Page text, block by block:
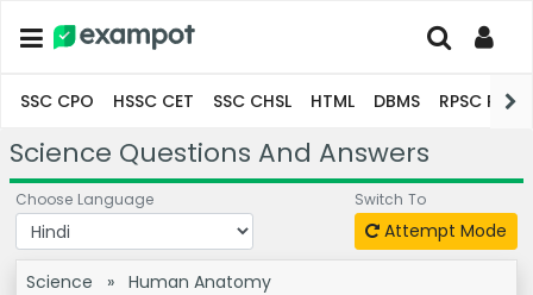
SSC CPO HSSC CET SSC CHSL HTML DBMS RPSC
Science Questions And Answers
Choose Language Switch To
Attempt Mode
Science » Human Anatomy